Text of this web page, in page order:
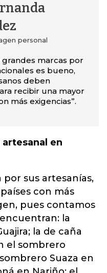
personal
grandes marcas por
es bueno,
deben
recibir una mayor
más exigencias”.
en
sus artesanías,
con más
pues contamos
la
la de caña
el sombrero
Suaza en